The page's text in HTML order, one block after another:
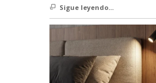
Sigue leyendo...